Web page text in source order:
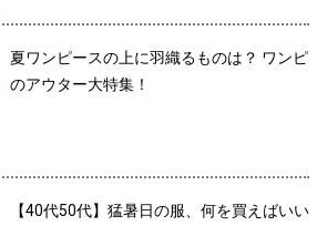
夏ワンピースの上に羽織るものは？ ワンピ
のアウター大特集！
【40代50代】猛暑日の服、何を買えばいい